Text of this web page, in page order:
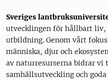
Sveriges
utvecklingen för hållbart liv,
utbildning. Genom vårt
människa, djur och
av naturresurserna bidrar vi
samhällsutveckling och